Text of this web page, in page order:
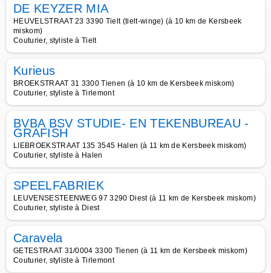
DE KEYZER MIA
HEUVELSTRAAT 23 3390 Tielt (tielt-winge) (à 10 km de Kersbeek
miskom)
Couturier, styliste à Tielt
Kurieus
BROEKSTRAAT 31 3300 Tienen (à 10 km de Kersbeek miskom)
Couturier, styliste à Tirlemont
BVBA BSV STUDIE- EN TEKENBUREAU -
GRAFISH
LIEBROEKSTRAAT 135 3545 Halen (à 11 km de Kersbeek miskom)
Couturier, styliste à Halen
SPEELFABRIEK
LEUVENSESTEENWEG 97 3290 Diest (à 11 km de Kersbeek miskom)
Couturier, styliste à Diest
Caravela
GETESTRAAT 31/0004 3300 Tienen (à 11 km de Kersbeek miskom)
Couturier, styliste à Tirlemont